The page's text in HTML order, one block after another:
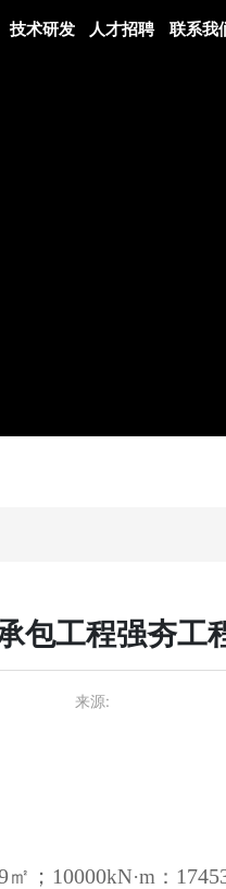
技术研发 人才招聘 联系我
包工程强夯工
来源:
㎡；10000kN·m：